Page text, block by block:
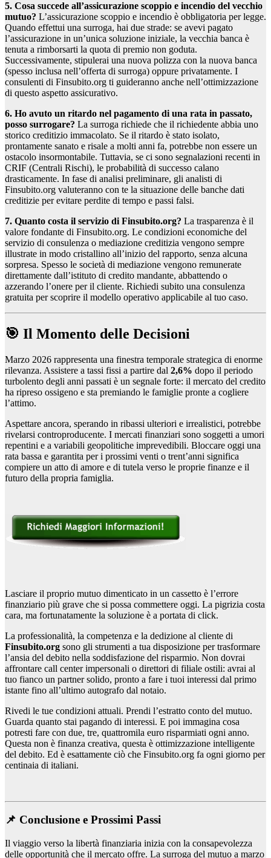
5. Cosa succede all’assicurazione scoppio e incendio del vecchio
mutuo? L’assicurazione scoppio e incendio è obbligatoria per legge.
Quando effettui una surroga, hai due strade: se avevi pagato
l’assicurazione in un’unica soluzione iniziale, la vecchia banca è
tenuta a rimborsarti la quota di premio non goduta.
Successivamente, stipulerai una nuova polizza con la nuova banca
(spesso inclusa nell’offerta di surroga) oppure privatamente. I
consulenti di Finsubito.org ti guideranno anche nell’ottimizzazione
di questo aspetto assicurativo.
6. Ho avuto un ritardo nel pagamento di una rata in passato,
posso surrogare? La surroga richiede che il richiedente abbia uno
storico creditizio immacolato. Se il ritardo è stato isolato,
prontamente sanato e risale a molti anni fa, potrebbe non essere un
ostacolo insormontabile. Tuttavia, se ci sono segnalazioni recenti in
CRIF (Centrali Rischi), le probabilità di successo calano
drasticamente. In fase di analisi preliminare, gli analisti di
Finsubito.org valuteranno con te la situazione delle banche dati
creditizie per evitare perdite di tempo e passi falsi.
7. Quanto costa il servizio di Finsubito.org? La trasparenza è il
valore fondante di Finsubito.org. Le condizioni economiche del
servizio di consulenza o mediazione creditizia vengono sempre
illustrate in modo cristallino all’inizio del rapporto, senza alcuna
sorpresa. Spesso le società di mediazione vengono remunerate
direttamente dall’istituto di credito mandante, abbattendo o
azzerando l’onere per il cliente. Richiedi subito una consulenza
gratuita per scoprire il modello operativo applicabile al tuo caso.
🎯 Il Momento delle Decisioni
Marzo 2026 rappresenta una finestra temporale strategica di enorme
rilevanza. Assistere a tassi fissi a partire dal 2,6% dopo il periodo
turbolento degli anni passati è un segnale forte: il mercato del credito
ha ripreso ossigeno e sta premiando le famiglie pronte a cogliere
l’attimo.
Aspettare ancora, sperando in ribassi ulteriori e irrealistici, potrebbe
rivelarsi controproducente. I mercati finanziari sono soggetti a umori
repentini e a variabili geopolitiche imprevedibili. Bloccare oggi una
rata bassa e garantita per i prossimi venti o trent’anni significa
compiere un atto di amore e di tutela verso le proprie finanze e il
futuro della propria famiglia.
Lasciare il proprio mutuo dimenticato in un cassetto è l’errore
finanziario più grave che si possa commettere oggi. La pigrizia costa
cara, ma fortunatamente la soluzione è a portata di click.
La professionalità, la competenza e la dedizione al cliente di
Finsubito.org sono gli strumenti a tua disposizione per trasformare
l’ansia del debito nella soddisfazione del risparmio. Non dovrai
affrontare call center impersonali o direttori di filiale ostili: avrai al
tuo fianco un partner solido, pronto a fare i tuoi interessi dal primo
istante fino all’ultimo autografo dal notaio.
Rivedi le tue condizioni attuali. Prendi l’estratto conto del mutuo.
Guarda quanto stai pagando di interessi. E poi immagina cosa
potresti fare con due, tre, quattromila euro risparmiati ogni anno.
Questa non è finanza creativa, questa è ottimizzazione intelligente
del debito. Ed è esattamente ciò che Finsubito.org fa ogni giorno per
centinaia di italiani.
📌 Conclusione e Prossimi Passi
Il viaggio verso la libertà finanziaria inizia con la consapevolezza
delle opportunità che il mercato offre. La surroga del mutuo a marzo